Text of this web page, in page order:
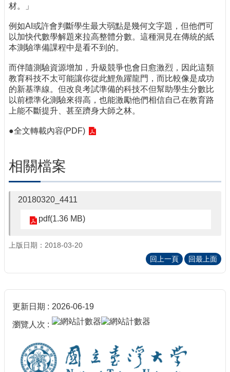
材。」
例如AI或許會判斷學生最大弱點是幾何文字題，但他們可
以加快代數學解題來拉高整體分數。這種洞見在傳統的紙
本測驗準備課程中是看不到的。
而伴隨測驗資源增加，升級競爭也會日愈激烈，因此這類
教育科技不太可能讓你從此鯉魚躍龍門，而比較像是成功
的新基準線。但改良考試準備的科技不但幫助學生分數比
以前標準化測驗來得高，也能激勵他們相信自己在教育路
上能不斷提升、甚至躋身大師之林。
●全文轉載內容(PDF)
相關檔案
20180320_4411
pdf(1.36 MB)
上版日期：2018-03-20
回上一頁
回最上面
更新日期 2026-06-19
瀏覽人次